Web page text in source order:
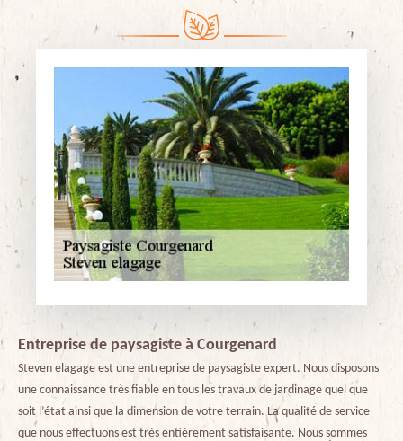
Entreprise de paysagiste à Courgenard
Steven elagage est une entreprise de paysagiste expert. Nous disposons
une connaissance très fiable en tous les travaux de jardinage quel que
soit l’état ainsi que la dimension de votre terrain. La qualité de service
que nous effectuons est très entièrement satisfaisante. Nous sommes